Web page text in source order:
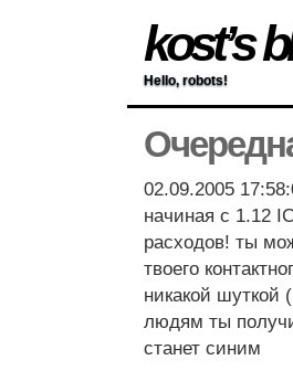
kost’s
Hello, robots!
02.09.2005
начиная с 1.12
расходов! ты
твоего
никакой шуткой
людям ты
станет синим